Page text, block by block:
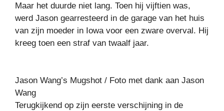
Maar het duurde niet lang. Toen hij vijftien was,
werd Jason gearresteerd in de garage van het huis
van zijn moeder in Iowa voor een zware overval. Hij
kreeg toen een straf van twaalf jaar.
Jason Wang’s Mugshot / Foto met dank aan Jason
Wang
Terugkijkend op zijn eerste verschijning in de